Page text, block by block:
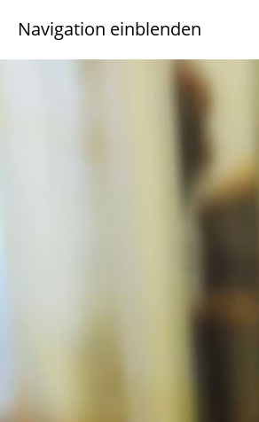
Navigation einblenden